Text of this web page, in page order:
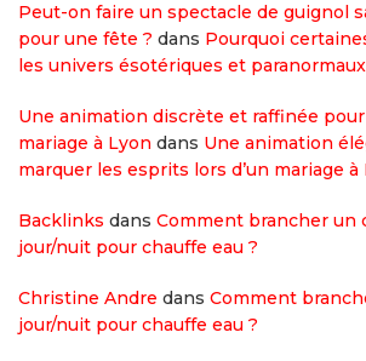
Peut-on faire un spectacle de guignol
pour une fête ? dans Pourquoi
les univers ésotériques et
Une animation discrète et raffinée
mariage à Lyon dans Une animation
marquer les esprits lors d’un mariage à
Backlinks dans Comment brancher un
jour/nuit pour chauffe eau ?
Christine Andre dans Comment
jour/nuit pour chauffe eau ?